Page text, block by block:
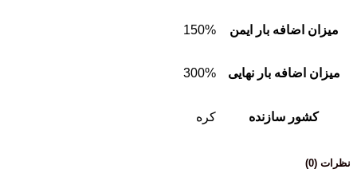
میزان اضافه بار ایمن 150%
میزان اضافه بار نهایی 300%
کشور سازنده کره
نظرات (0)